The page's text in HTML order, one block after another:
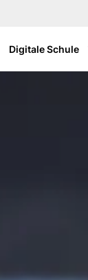
Digitale Schule